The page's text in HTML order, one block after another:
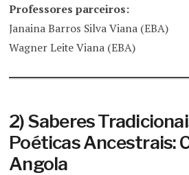
Professores parceiros:
Janaina Barros Silva Viana (EBA)
Wagner Leite Viana (EBA)
2) Saberes
Poéticas Ancestrais:
Angola